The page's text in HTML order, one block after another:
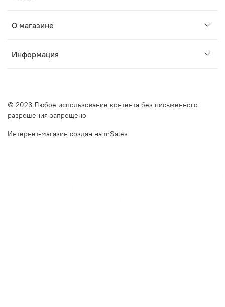
О магазине
Информация
© 2023 Любое использование контента без письменного
разрешения запрещено
Интернет-магазин создан на inSales